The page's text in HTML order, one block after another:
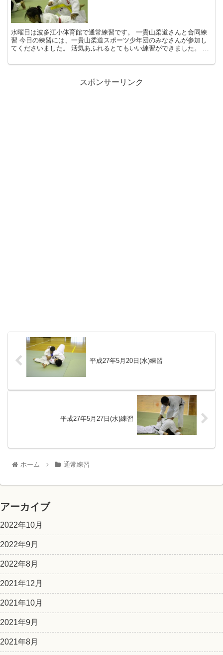
水曜日は波多江小体育館で通常練習です。 一貴山柔道さんと合同練
習 今日の練習には、一貴山柔道スポーツ少年団のみなさんが参加し
てくださいました。 活気あふれるとてもいい練習ができました。 11
スポンサーリンク
平成27年5月20日(水)練習
平成27年5月27日(水)練習
ホーム 通常練習
アーカイブ
2022年10月
2022年9月
2022年8月
2021年12月
2021年10月
2021年9月
2021年8月